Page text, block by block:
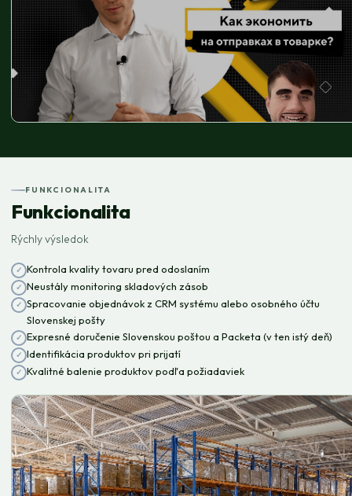
FUNKCIONALITA
Funkcionalita
Rýchly výsledok
Kontrola kvality tovaru pred odoslaním
Neustály monitoring skladových zásob
Spracovanie objednávok z CRM systému alebo osobného účtu
Slovenskej pošty
Expresné doručenie Slovenskou poštou a Packeta (v ten istý deň)
Identifikácia produktov pri prijatí
Kvalitné balenie produktov podľa požiadaviek